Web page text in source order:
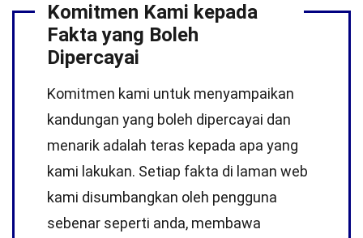
Komitmen Kami kepada
Fakta yang Boleh
Dipercayai
Komitmen kami untuk menyampaikan
kandungan yang boleh dipercayai dan
menarik adalah teras kepada apa yang
kami lakukan. Setiap fakta di laman web
kami disumbangkan oleh pengguna
sebenar seperti anda, membawa